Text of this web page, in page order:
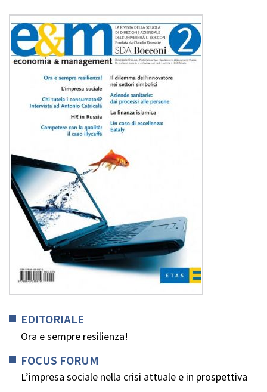
EDITORIALE
Ora e sempre resilienza!
FOCUS FORUM
L’impresa sociale nella crisi attuale e in prospettiva